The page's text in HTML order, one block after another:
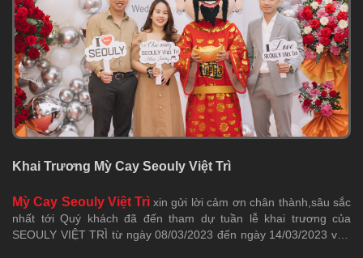
Khai Trương Mỳ Cay Seouly Việt Trì
Mỳ Cay Seouly Việt Trì
nhất tới Quý khách đã đến tham dự tuần lễ khai trương của
SEOULY VIỆT TRÌ từ ngày 08/03/2023 đến ngày 14/03/2023 vừa